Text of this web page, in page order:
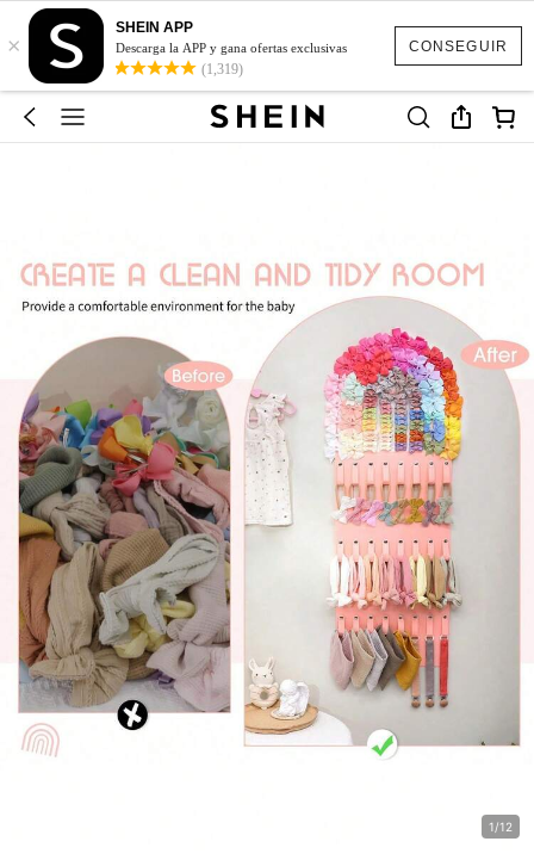
CONSEGUIR
×
SHEIN APP
Descarga la APP y gana ofertas exclusivas
(1,319)
1/12